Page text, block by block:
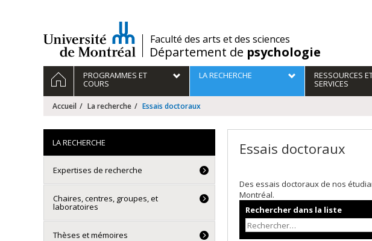
/Faculté des arts et des sciences
Département de psychologie
Navigation
principale
ACCUEILPROGRAMMES ET
COURS
LA RECHERCHE RESSOURCES
SERVICES
Accueil La recherche Essais doctoraux
Essais doctoraux
Des essais doctoraux de nos
Montréal.
Rechercher dans la liste
LA RECHERCHE
Expertises de recherche
Chaires, centres, groupes, et
laboratoires
Thèses et mémoires